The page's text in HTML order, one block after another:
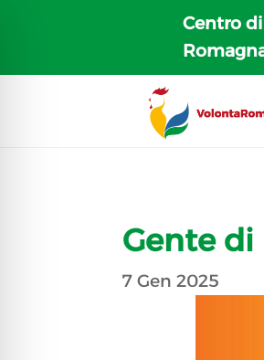
Centro
Gente
7 Gen 2025